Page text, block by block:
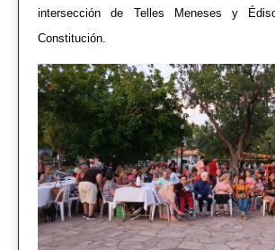
intersección de Telles Meneses y
Constitución.